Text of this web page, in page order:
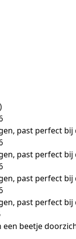
past perfect
past perfect
past perfect
past perfect
een beetje